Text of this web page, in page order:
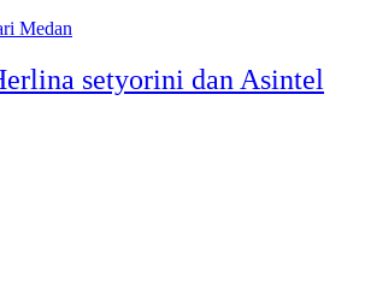
setyorini dan Asintel